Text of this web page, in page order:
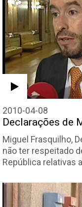
2010-04-08
Declarações de
Miguel Frasquilho,
não ter respeitado
República relativas